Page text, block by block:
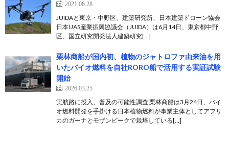
2021.06.28
JUIDAと東京・中野区、建築研究所、日本建築ドローン協会
日本UAS産業振興協議会（JUIDA）は6月14日、東京都中野
区、国立研究開発法人建築研究[…]
栗林商船が国内初、植物のジャトロファ由来油を用
いたバイオ燃料を自社RORO船で活用する実証試験
開始
2026.03.25
実航路に投入、普及の可能性調査 栗林商船は3月24日、バイ
オ燃料開発を手掛ける日本植物燃料が事業主体としてアフリ
カのガーナとモザンビークで栽培している[…]